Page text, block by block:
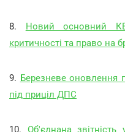
8. Новий основний
критичності та право на
9. Березневе оновлення
під приціл ДПС
10. Об'єднана звітність